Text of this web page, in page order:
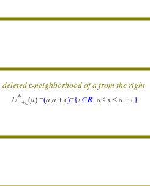
deleted ε-neighborhood of a from the right
U*
+ε(a) =(a a ＋ε)={x∈R| a< x < a ＋ε}